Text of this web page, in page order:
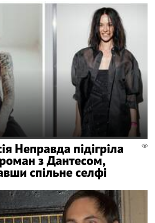
Неправда підігріла
з Дантесом,
спільне селфі